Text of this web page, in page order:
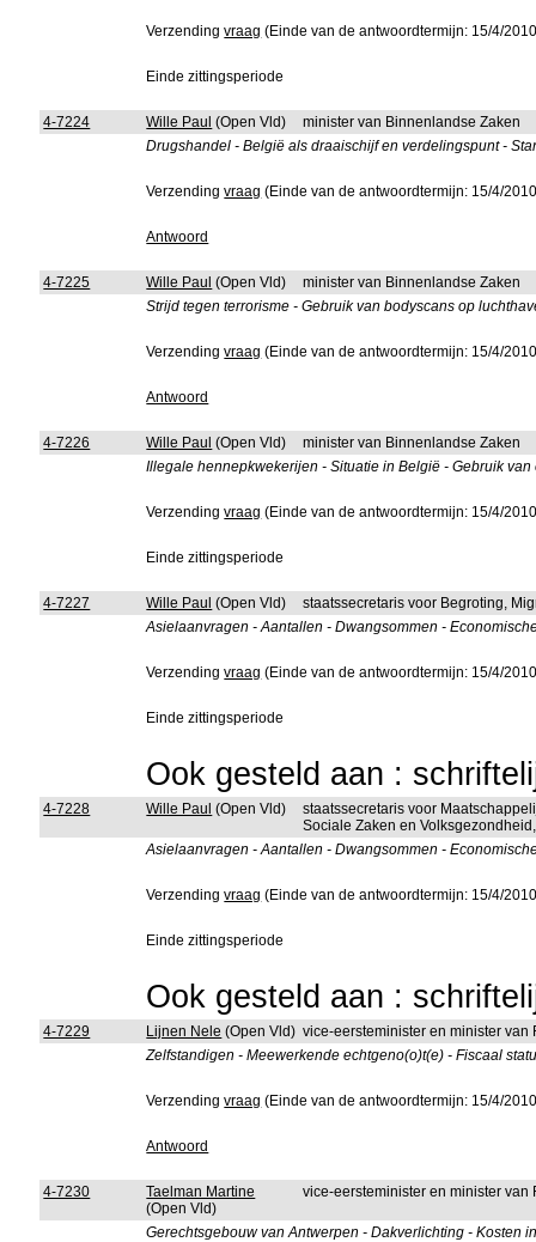
Verzendingvraag (Einde van de antwoordtermijn: 15/4/
Einde zittingsperiode
4-7224 Wille Paul (Open Vld)
minister van Binnenlandse Zaken
Drugshandel - België als draaischijf en verdelingspunt -
Verzendingvraag (Einde van de antwoordtermijn: 15/4/
Antwoord
4-7225 Wille Paul (Open Vld)
minister van Binnenlandse Zaken
Strijd tegen terrorisme - Gebruik van bodyscans op
Verzendingvraag (Einde van de antwoordtermijn: 15/4/
Antwoord
4-7226 Wille Paul (Open Vld)
minister van Binnenlandse Zaken
Illegale hennepkwekerijen - Situatie in België - Gebruik
Verzendingvraag (Einde van de antwoordtermijn: 15/4/
Einde zittingsperiode
4-7227 Wille Paul (Open Vld)
staatssecretaris voor Begroting,
Asielaanvragen - Aantallen - Dwangsommen -
Verzendingvraag (Einde van de antwoordtermijn: 15/4/
Einde zittingsperiode
Ook gesteld aan :
4-7228 Wille Paul (Open Vld)
staatssecretaris voor
Sociale Zaken en
Asielaanvragen - Aantallen - Dwangsommen -
Verzendingvraag (Einde van de antwoordtermijn: 15/4/
Einde zittingsperiode
Ook gesteld aan :
4-7229 Lijnen Nele (Open Vld) vice-eersteminister en minister
Zelfstandigen - Meewerkende echtgeno(o)t(e) - Fiscaal
Verzendingvraag (Einde van de antwoordtermijn: 15/4/
Antwoord
4-7230
Taelman Martine
(Open Vld)
vice-eersteminister en minister
Gerechtsgebouw van Antwerpen - Dakverlichting - Kosten